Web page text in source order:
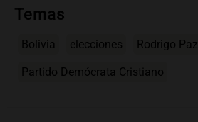
Temas
Bolivia elecciones Rodrigo Paz
Partido Demócrata Cristiano